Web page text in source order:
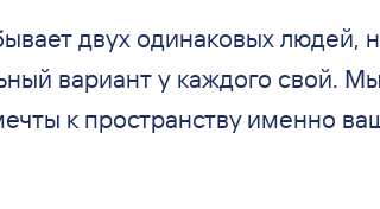
двух одинаковых людей,
вариант у каждого свой.
к пространству именно